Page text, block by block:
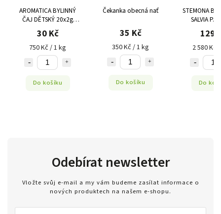
AROMATICA BYLINNÝ
ČAJ DĚTSKÝ 20x2g
Výprodej DMT03/22
30 Kč
750 Kč / 1 kg
Do košíku
Čekanka obecná nať
35 Kč
350 Kč / 1 kg
Do košíku
STEMONA
SALVIA
129
2 580 Kč
Do
Odebírat newsletter
Vložte svůj e-mail a my vám budeme zasílat informace o
nových produktech na našem e-shopu.